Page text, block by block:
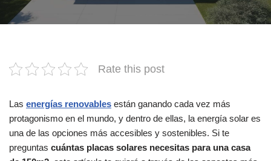
Rate this post
Las energías renovables están ganando cada vez más
protagonismo en el mundo, y dentro de ellas, la energía solar es
una de las opciones más accesibles y sostenibles. Si te
preguntas cuántas placas solares necesitas para una casa